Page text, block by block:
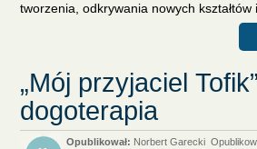
tworzenia, odkrywania nowych kształtów
„Mój przyjaciel
dogoterapia
Norbert Garecki